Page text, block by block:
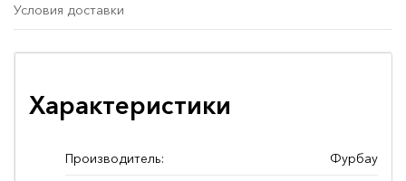
Условия доставки
Характеристики
Производитель: Фурбау